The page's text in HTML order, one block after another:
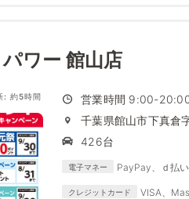
ワー 館山店
: 約5時間
営業時間 9:00-
千葉県館山市下真倉
426台
電子マネー
PayPay、ｄ払
クレジットカード
VISA、